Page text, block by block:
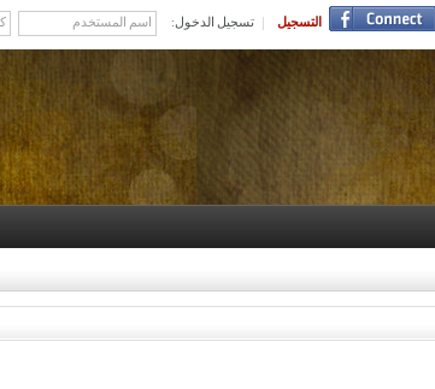
التسجيل تسجيل الدخول: